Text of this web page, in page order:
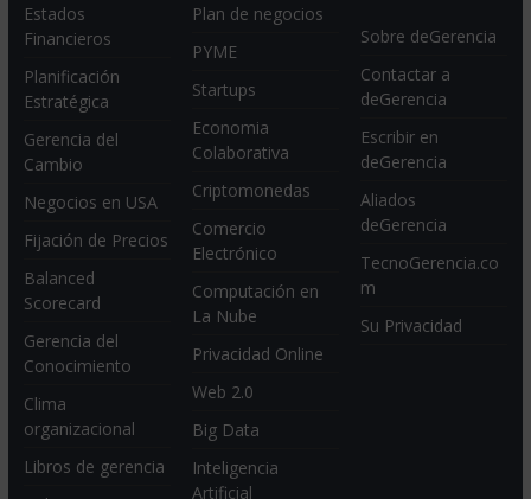
Estados
Financieros
Planificación
Estratégica
Gerencia del
Cambio
Negocios en USA
Fijación de Precios
Balanced
Scorecard
Gerencia del
Conocimiento
Clima
organizacional
Libros de gerencia
Plan de negocios
PYME
Startups
Economia
Colaborativa
Criptomonedas
Comercio
Electrónico
Computación en
La Nube
Privacidad Online
Web 2.0
Big Data
Inteligencia
Artificial
Sobre deGerencia
Contactar a
deGerencia
Escribir en
deGerencia
Aliados
deGerencia
TecnoGerencia.co
m
Su Privacidad